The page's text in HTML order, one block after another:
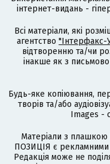
інтернет-видань -
Всі матеріали, які
агентство "Інтерфакс-
відтворенню та/чи
інакше як з
Будь-яке копіювання,
творів та/або
Images -
Матеріали з
ПОЗИЦІЯ є рекламними
Редакція може не